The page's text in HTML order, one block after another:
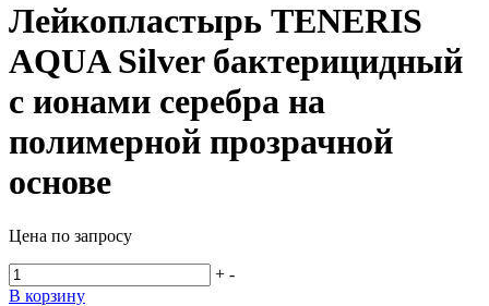
Лейкопластырь TENERIS
AQUA Silver бактерицидный
с ионами серебра на
полимерной прозрачной
основе
Цена по запросу
+ -
В корзину